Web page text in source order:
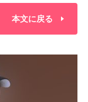
本文に戻る